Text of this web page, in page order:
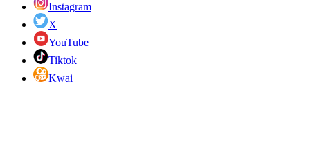
Instagram
X
YouTube
Tiktok
Kwai